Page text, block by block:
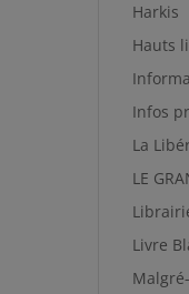
Harkis
Hauts
Infos
La
LE
Livre